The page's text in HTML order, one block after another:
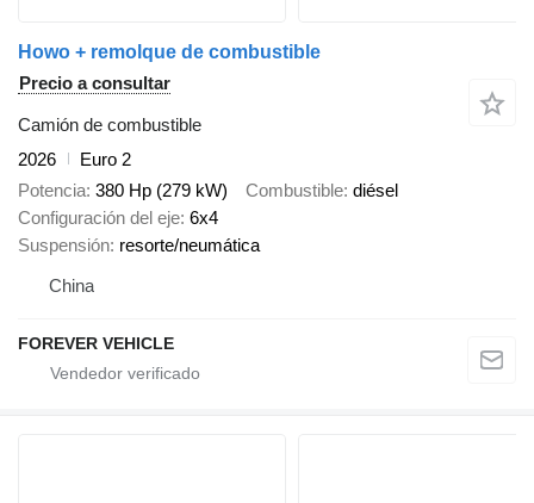
Howo + remolque de combustible
Precio a consultar
Camión de combustible
2026
Euro 2
Potencia 380 Hp (279 kW) Combustible diésel
Configuración del eje 6x4
Suspensión resorte/neumática
China
FOREVER VEHICLE